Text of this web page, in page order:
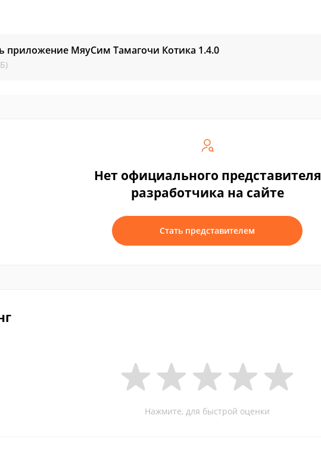
приложение МяуСим Тамагочи Котика 1.4.0
Нет официального представителя
разработчика на сайте
Стать представителем
Нажмите, для быстрой оценки